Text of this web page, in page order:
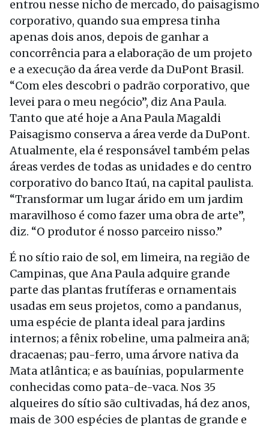
entrou nesse nicho de mercado, do paisagismo
corporativo, quando sua empresa tinha
apenas dois anos, depois de ganhar a
concorrência para a elaboração de um projeto
e a execução da área verde da DuPont Brasil.
“Com eles descobri o padrão corporativo, que
levei para o meu negócio”, diz Ana Paula.
Tanto que até hoje a Ana Paula Magaldi
Paisagismo conserva a área verde da DuPont.
Atualmente, ela é responsável também pelas
áreas verdes de todas as unidades e do centro
corporativo do banco Itaú, na capital paulista.
“Transformar um lugar árido em um jardim
maravilhoso é como fazer uma obra de arte”,
diz. “O produtor é nosso parceiro nisso.”
É no sítio raio de sol, em limeira, na região de
Campinas, que Ana Paula adquire grande
parte das plantas frutíferas e ornamentais
usadas em seus projetos, como a pandanus,
uma espécie de planta ideal para jardins
internos; a fênix robeline, uma palmeira anã;
dracaenas; pau-ferro, uma árvore nativa da
Mata atlântica; e as bauínias, popularmente
conhecidas como pata-de-vaca. Nos 35
alqueires do sítio são cultivadas, há dez anos,
mais de 300 espécies de plantas de grande e